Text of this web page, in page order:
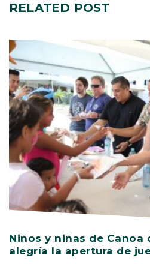
RELATED POST
Niños y niñas de
alegría la apertura de